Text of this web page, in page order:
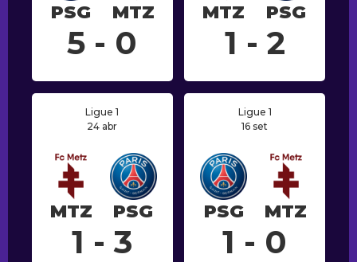
PSG MTZ
5 - 0
MTZ PSG
1 - 2
Ligue 1
24 abr
MTZ PSG
1 - 3
Ligue 1
16 set
PSG MTZ
1 - 0